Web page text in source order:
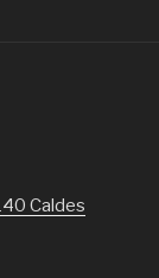
Caldes